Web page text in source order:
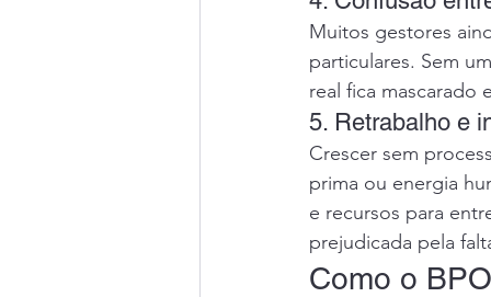
Muitos gestores
particulares. Sem
real fica mascarado
5. Retrabalho e
Crescer sem
prima ou energia
e recursos para
prejudicada pela
Como o